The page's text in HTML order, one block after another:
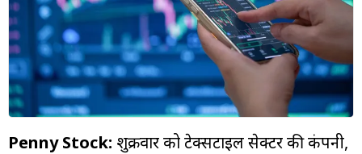
वीडियो
म्यूचुअल
फंड
Penny Stock: शुक्रवार को टेक्सटाइल सेक्टर की कंपनी,